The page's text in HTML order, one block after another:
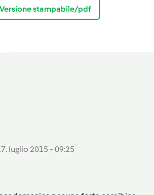
Versione stampabile/pdf
luglio 2015 - 09:25